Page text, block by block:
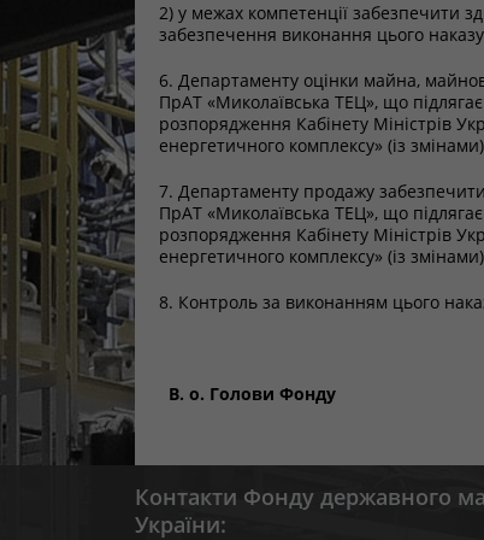
2) у межах компетенції забезпечити
забезпечення виконання цього
6. Департаменту оцінки майна,
ПрАТ «Миколаївська ТЕЦ», що
розпорядження Кабінету Міністрів
енергетичного комплексу» (із
7. Департаменту продажу
ПрАТ «Миколаївська ТЕЦ», що
розпорядження Кабінету Міністрів
енергетичного комплексу» (із
8. Контроль за виконанням цього
В. о. Голови
Контакти Фонду державного
України: